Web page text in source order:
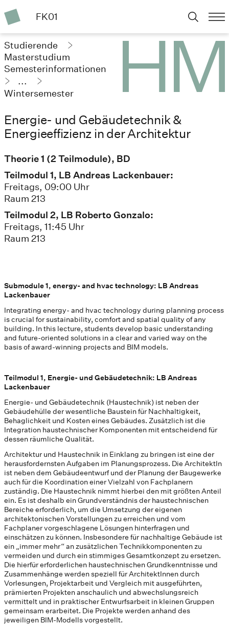
FK01
Studierende
Masterstudium
Semesterinformationen
...
Wintersemester
Energie- und Gebäudetechnik &
Energieeffizienz in der Architektur
Theorie 1 (2 Teilmodule), BD
Teilmodul 1, LB Andreas Lackenbauer:
Freitags, 09:00 Uhr
Raum 213
Teilmodul 2, LB Roberto Gonzalo:
Freitags, 11:45 Uhr
Raum 213
Submodule 1, energy- and hvac technology: LB Andreas
Lackenbauer
Integrating energy- and hvac technology during planning process
is crucial for sustainability, comfort and spatial quality of any
building. In this lecture, students develop basic understanding
and future-oriented solutions in a clear and varied way on the
basis of award-winning projects and BIM models.
Teilmodul 1, Energie- und Gebäudetechnik: LB Andreas
Lackenbauer
Energie- und Gebäudetechnik (Haustechnik) ist neben der
Gebäudehülle der wesentliche Baustein für Nachhaltigkeit,
Behaglichkeit und Kosten eines Gebäudes. Zusätzlich ist die
Integration haustechnischer Komponenten mit entscheidend für
dessen räumliche Qualität.
Architektur und Haustechnik in Einklang zu bringen ist eine der
herausfordernsten Aufgaben im Planungsprozess. Die ArchitektIn
ist neben dem Gebäudeentwurf und der Planung der Baugewerke
auch für die Koordination einer Vielzahl von Fachplanern
zuständig. Die Haustechnik nimmt hierbei den mit größten Anteil
ein. Es ist deshalb ein Grundverständnis der haustechnischen
Bereiche erforderlich, um die Umsetzung der eigenen
architektonischen Vorstellungen zu erreichen und vom
Fachplaner vorgeschlagene Lösungen hinterfragen und
einschätzen zu können. Insbesondere für nachhaltige Gebäude ist
ein „immer mehr“ an zusätzlichen Technikkomponenten zu
vermeiden und durch ein stimmiges Gesamtkonzept zu ersetzen.
Die hierfür erforderlichen haustechnischen Grundkenntnisse und
Zusammenhänge werden speziell für ArchitektInnen durch
Vorlesungen, Projektarbeit und Vergleich mit ausgeführten,
prämierten Projekten anschaulich und abwechslungsreich
vermittelt und in praktischer Entwurfsarbeit in kleinen Gruppen
gemeinsam erarbeitet. Die Projekte werden anhand des
jeweiligen BIM-Modells vorgestellt.